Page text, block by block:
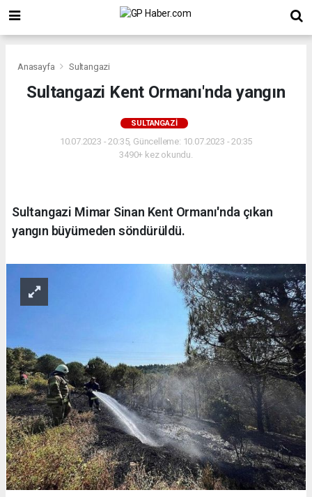
Anasayfa Sultangazi
Sultangazi Kent Ormanı'nda yangın
SULTANGAZI
10.07.2023 - 20:35, Güncelleme: 10.07.2023 - 20:35
3490+ kez okundu.
Sultangazi Mimar Sinan Kent Ormanı'nda çıkan
yangın büyümeden söndürüldü.